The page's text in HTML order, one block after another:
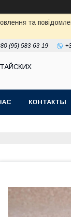
та
(95) 583-63-19
КОНТАКТЫ